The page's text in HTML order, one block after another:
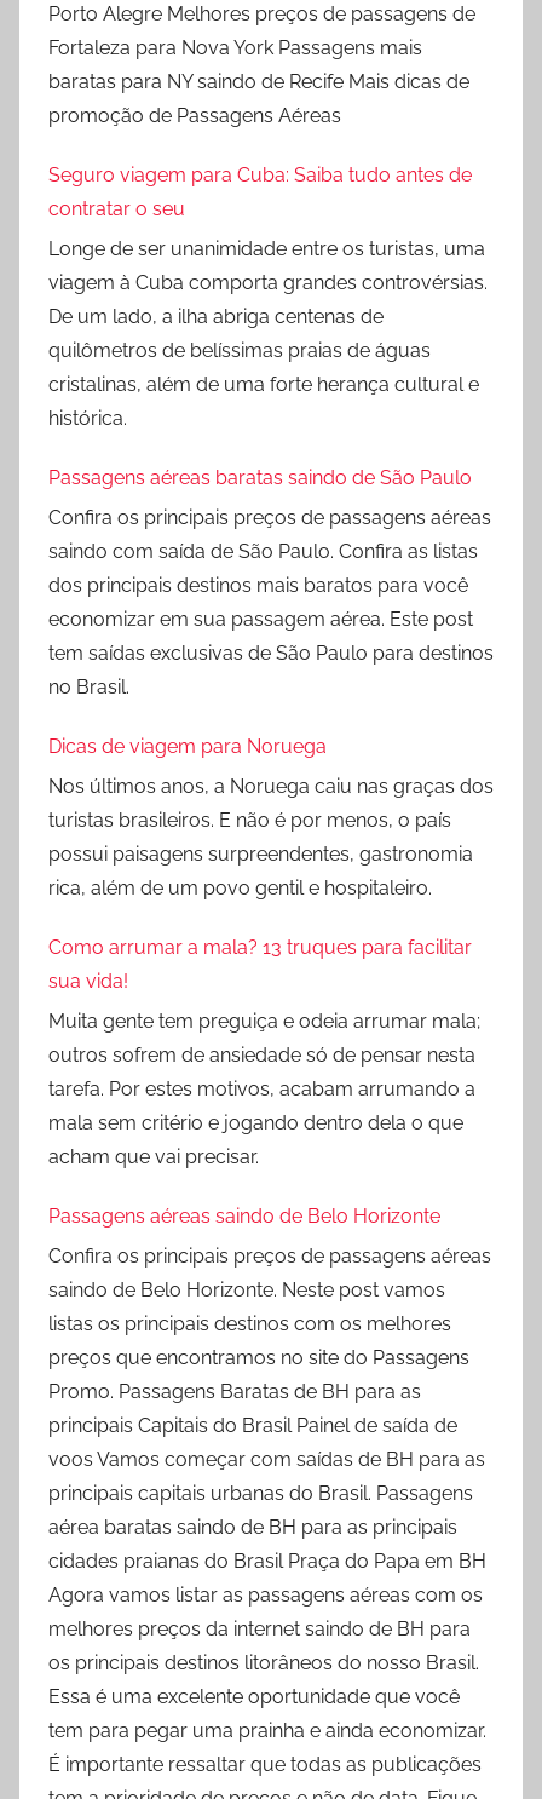
Porto Alegre Melhores preços de passagens de
Fortaleza para Nova York Passagens mais
baratas para NY saindo de Recife Mais dicas de
promoção de Passagens Aéreas
Seguro viagem para Cuba: Saiba tudo antes de
contratar o seu
Longe de ser unanimidade entre os turistas, uma
viagem à Cuba comporta grandes controvérsias.
De um lado, a ilha abriga centenas de
quilômetros de belíssimas praias de águas
cristalinas, além de uma forte herança cultural e
histórica.
Passagens aéreas baratas saindo de São Paulo
Confira os principais preços de passagens aéreas
saindo com saída de São Paulo. Confira as listas
dos principais destinos mais baratos para você
economizar em sua passagem aérea. Este post
tem saídas exclusivas de São Paulo para destinos
no Brasil.
Dicas de viagem para Noruega
Nos últimos anos, a Noruega caiu nas graças dos
turistas brasileiros. E não é por menos, o país
possui paisagens surpreendentes, gastronomia
rica, além de um povo gentil e hospitaleiro.
Como arrumar a mala? 13 truques para facilitar
sua vida!
Muita gente tem preguiça e odeia arrumar mala;
outros sofrem de ansiedade só de pensar nesta
tarefa. Por estes motivos, acabam arrumando a
mala sem critério e jogando dentro dela o que
acham que vai precisar.
Passagens aéreas saindo de Belo Horizonte
Confira os principais preços de passagens aéreas
saindo de Belo Horizonte. Neste post vamos
listas os principais destinos com os melhores
preços que encontramos no site do Passagens
Promo. Passagens Baratas de BH para as
principais Capitais do Brasil Painel de saída de
voos Vamos começar com saídas de BH para as
principais capitais urbanas do Brasil. Passagens
aérea baratas saindo de BH para as principais
cidades praianas do Brasil Praça do Papa em BH
Agora vamos listar as passagens aéreas com os
melhores preços da internet saindo de BH para
os principais destinos litorâneos do nosso Brasil.
Essa é uma excelente oportunidade que você
tem para pegar uma prainha e ainda economizar.
É importante ressaltar que todas as publicações